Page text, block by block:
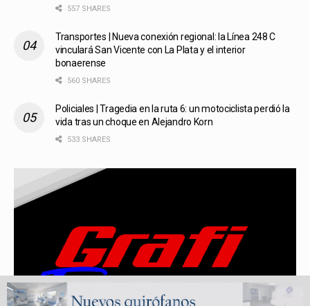
557 SHARES
Transportes | Nueva conexión regional: la Línea 248 C
vinculará San Vicente con La Plata y el interior
bonaerense
560 SHARES
Policiales | Tragedia en la ruta 6: un motociclista perdió la
vida tras un choque en Alejandro Korn
533 SHARES